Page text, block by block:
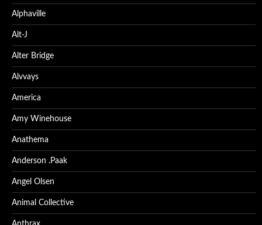
Alphaville
Alt-J
Alter Bridge
Alvvays
America
Amy Winehouse
Anathema
Anderson .Paak
Angel Olsen
Animal Collective